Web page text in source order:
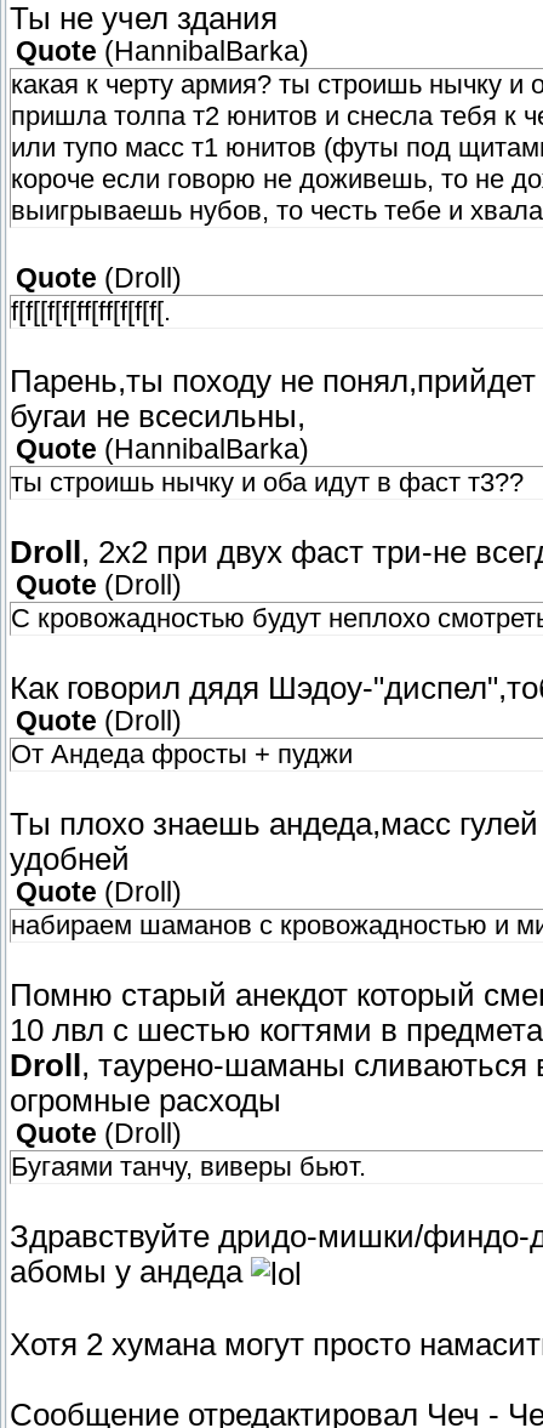
Ты не учел здания
Quote ( HannibalBarka)
какая к черту армия? ты строишь нычку и
пришла толпа т2 юнитов и снесла тебя к
или тупо масс т1 юнитов (футы под
короче если говорю не доживешь, то не
выигрываешь нубов, то честь тебе и
Quote ( Droll )
f[f[[f[f[ff[ff[f[f[f[.
Парень,ты походу не
бугаи не всесильны,
Quote ( HannibalBarka)
ты строишь нычку и оба идут в фаст т3??
Droll , 2х2 при двух фаст три-не
Quote ( Droll )
С кровожадностью будут неплохо
Как говорил дядя Шэдоу-
Quote ( Droll )
От Андеда фросты + пуджи
Ты плохо знаешь андеда,масс
удобней
Quote ( Droll )
набираем шаманов с кровожадностью и
Помню старый анекдот который
10 лвл с шестью когтями в
Droll , таурено-шаманы сливаються
огромные расходы
Quote ( Droll )
Бугаями танчу, виверы бьют.
Здравствуйте дридо-мишки/финдо-
абомы у андеда
Хотя 2 хумана могут просто
Сообщение отредактировал Чеч -